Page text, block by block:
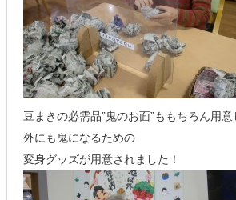
豆まきの必需品”鬼のお面”ももちろん用
外にも鬼になるための
変身グッズが用意されました！